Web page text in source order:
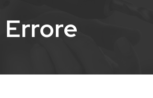
Errore